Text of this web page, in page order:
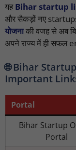
यहBihar startup
और सैकड़ों नए
योजनाकी वजह से अब
अपने राज्य में ही
🌐 Bihar
Important
Portal
Bihar Startup
Portal